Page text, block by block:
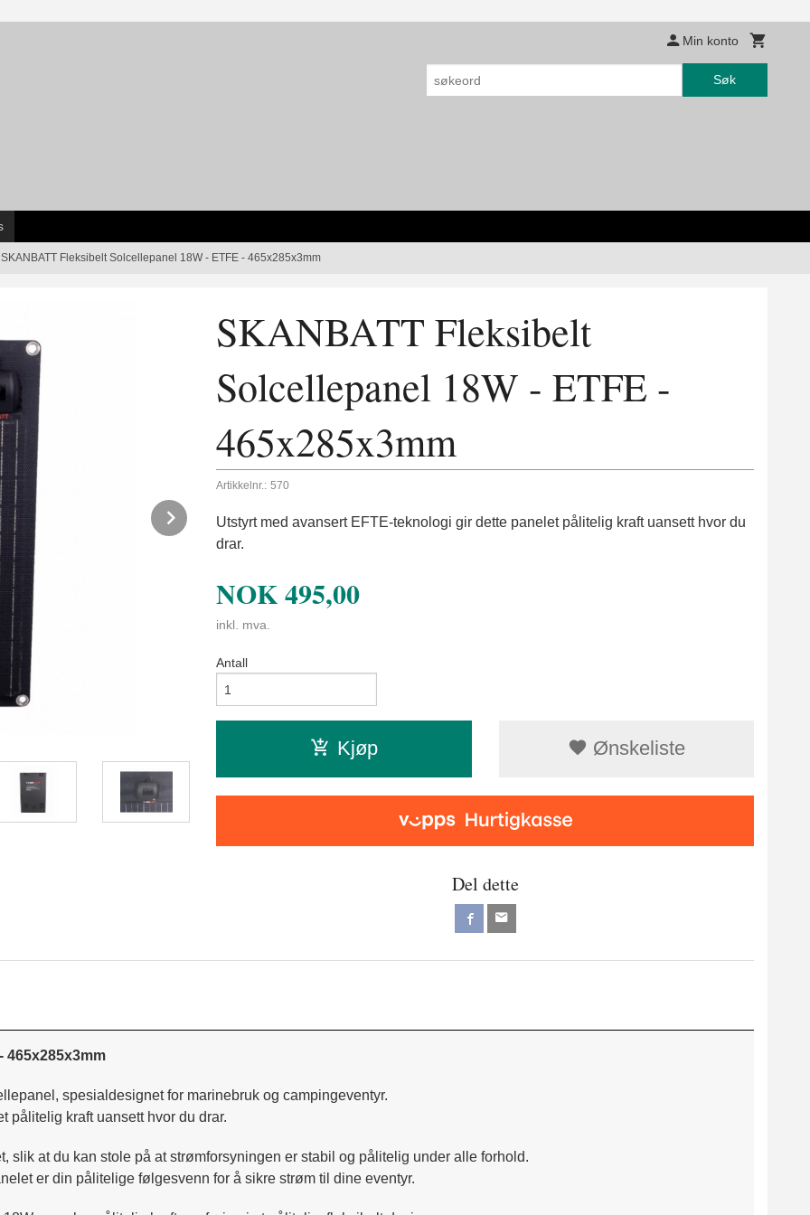
Min konto
Søk
SKANBATT Fleksibelt Solcellepanel 18W - ETFE - 465x285x3mm
Next
SKANBATT Fleksibelt
Solcellepanel 18W - ETFE -
465x285x3mm
Artikkelnr.: 570
Utstyrt med avansert EFTE-teknologi gir dette panelet pålitelig kraft uansett hvor du
drar.
NOK495,00
inkl. mva.
Antall
Kjøp Ønskeliste
Del dette
465x285x3mm
spesialdesignet for marinebruk og campingeventyr.
pålitelig kraft uansett hvor du drar.
slik at du kan stole på at strømforsyningen er stabil og pålitelig under alle forhold.
er din pålitelige følgesvenn for å sikre strøm til dine eventyr.